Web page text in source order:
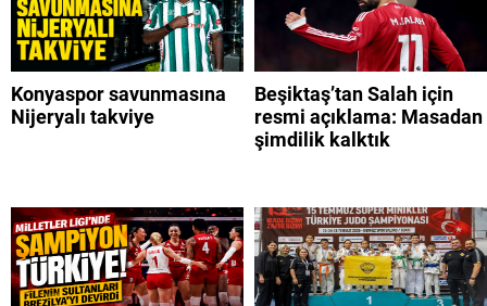
Konyaspor savunmasına
Nijeryalı takviye
Beşiktaş’tan Salah için
resmi açıklama: Masadan
şimdilik kalktık